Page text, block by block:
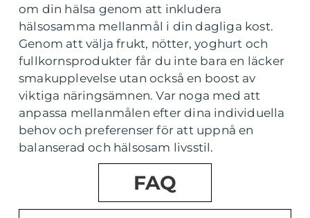
om din hälsa genom att inkludera
hälsosamma mellanmål i din dagliga kost.
Genom att välja frukt, nötter, yoghurt och
fullkornsprodukter får du inte bara en läcker
smakupplevelse utan också en boost av
viktiga näringsämnen. Var noga med att
anpassa mellanmålen efter dina individuella
behov och preferenser för att uppnå en
balanserad och hälsosam livsstil.
FAQ